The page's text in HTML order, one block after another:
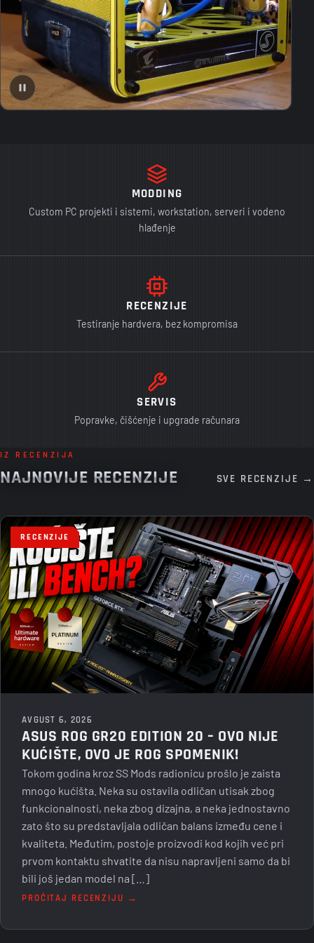
MODDING
Custom PC projekti i sistemi, workstation, serveri i vodeno
hlađenje
RECENZIJE
Testiranje hardvera, bez kompromisa
SERVIS
Popravke, čišćenje i upgrade računara
IZ RECENZIJA
NAJNOVIJE RECENZIJE SVE RECENZIJE →
RECENZIJE
AVGUST 6, 2026
ASUS ROG GR20 EDITION 20 – OVO NIJE
KUĆIŠTE, OVO JE ROG SPOMENIK!
Tokom godina kroz SS Mods radionicu prošlo je zaista
mnogo kućišta. Neka su ostavila odličan utisak zbog
funkcionalnosti, neka zbog dizajna, a neka jednostavno
zato što su predstavljala odličan balans između cene i
kvaliteta. Međutim, postoje proizvodi kod kojih već pri
prvom kontaktu shvatite da nisu napravljeni samo da bi
bili još jedan model na […]
PROČITAJ RECENZIJU →